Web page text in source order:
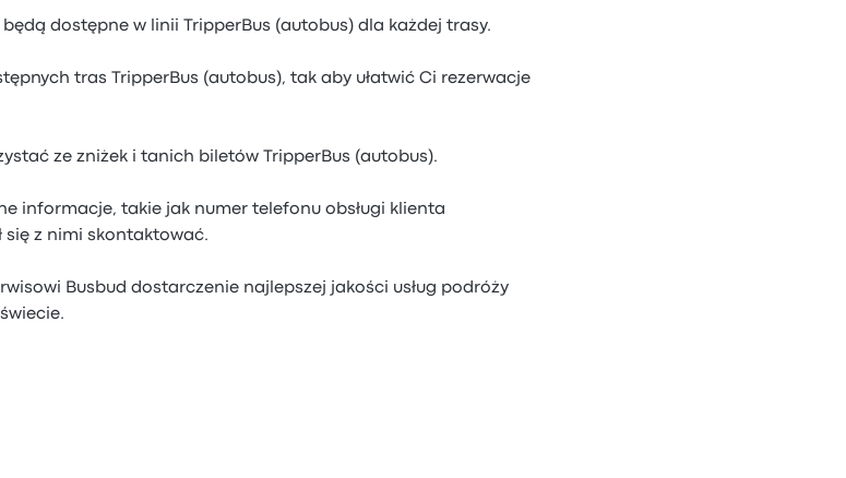
dostępne w linii TripperBus (autobus) dla każdej trasy.
tras TripperBus (autobus), tak aby ułatwić Ci rezerwacje
ze zniżek i tanich biletów TripperBus (autobus).
informacje, takie jak numer telefonu obsługi klienta
się z nimi skontaktować.
Busbud dostarczenie najlepszej jakości usług podróży